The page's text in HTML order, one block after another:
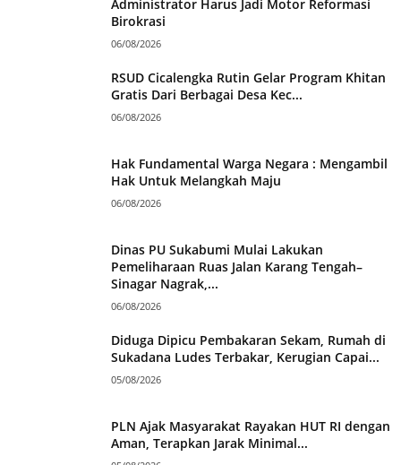
Administrator Harus Jadi Motor Reformasi
Birokrasi
06/08/2026
RSUD Cicalengka Rutin Gelar Program Khitan
Gratis Dari Berbagai Desa Kec...
06/08/2026
Hak Fundamental Warga Negara : Mengambil
Hak Untuk Melangkah Maju
06/08/2026
Dinas PU Sukabumi Mulai Lakukan
Pemeliharaan Ruas Jalan Karang Tengah–
Sinagar Nagrak,...
06/08/2026
Diduga Dipicu Pembakaran Sekam, Rumah di
Sukadana Ludes Terbakar, Kerugian Capai...
05/08/2026
PLN Ajak Masyarakat Rayakan HUT RI dengan
Aman, Terapkan Jarak Minimal...